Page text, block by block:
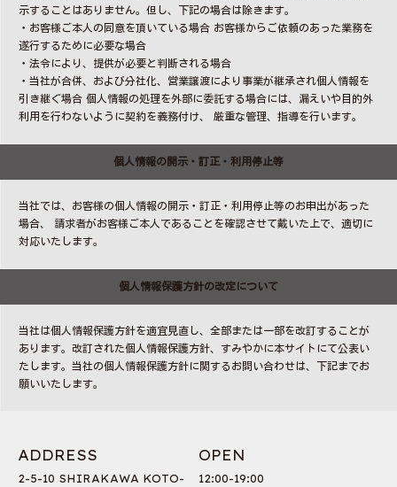
示することはありません。但し、下記の場合は除きます。
・お客様ご本人の同意を頂いている場合 お客様からご依頼のあった業務を
遂行するために必要な場合
・法令により、提供が必要と判断される場合
・当社が合併、および分社化、営業譲渡により事業が継承され個人情報を
引き継ぐ場合 個人情報の処理を外部に委託する場合には、漏えいや目的外
利用を行わないように契約を義務付け、 厳重な管理、指導を行います。
個人情報の開示・訂正・利用停止等
当社では、お客様の個人情報の開示・訂正・利用停止等のお申出があった
場合、 請求者がお客様ご本人であることを確認させて戴いた上で、適切に
対応いたします。
個人情報保護方針の改定について
当社は個人情報保護方針を適宜見直し、全部または一部を改訂することが
あります。改訂された個人情報保護方針、すみやかに本サイトにて公表い
たします。当社の個人情報保護方針に関するお問い合わせは、下記までお
願いいたします。
ADDRESS
2-5-10 SHIRAKAWA KOTO-
OPEN
12:00-19:00